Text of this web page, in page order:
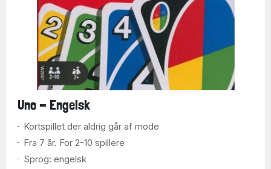
Uno - Engelsk
Kortspillet der aldrig går af mode
Fra 7 år. For 2-10 spillere
Sprog: engelsk